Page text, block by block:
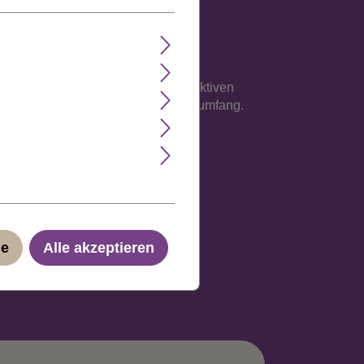
auf einem atmungsaktiven
an, maximal jedoch 62 cm Kopfumfang.
Alle akzeptieren